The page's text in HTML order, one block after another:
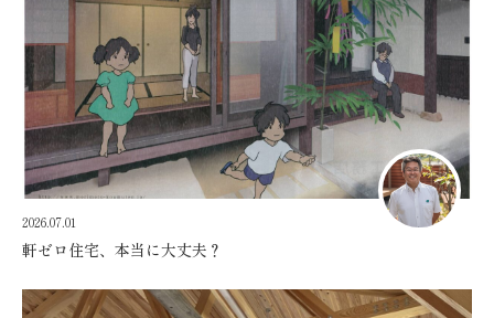
2026.07.01
軒ゼロ住宅、本当に大丈夫？